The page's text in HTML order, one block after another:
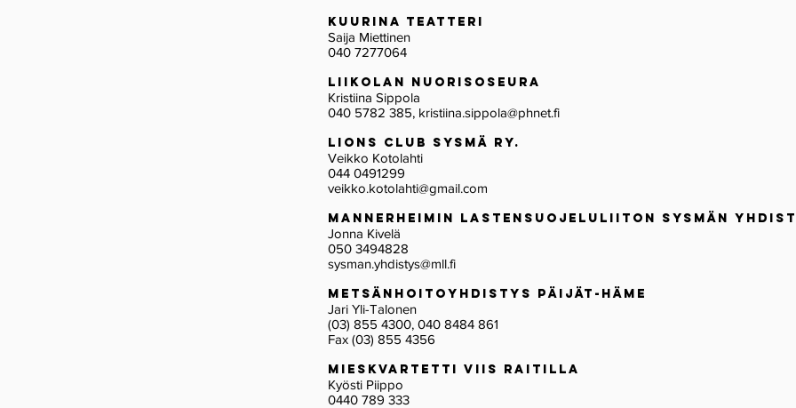
Kuurina Teatteri
Saija Miettinen
040 7277064
Liikolan Nuorisoseura
Kristiina Sippola
040 5782 385, kristiina.sippola@phnet.fi
Lions Club Sysmä ry.
Veikko Kotolahti
044 0491299
veikko.kotolahti@gmail.com
Mannerheimin Lastensuojeluliiton Sysmän
Jonna Kivelä
050 3494828
sysman.yhdistys@mll.fi
Metsänhoitoyhdistys Päijät-Häme
Jari Yli-Talonen
(03) 855 4300, 040 8484 861
Fax (03) 855 4356
Mieskvartetti Viis Raitilla
Kyösti Piippo
0440 789 333